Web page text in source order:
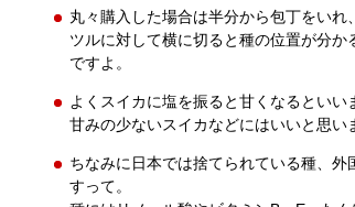
丸々購入した場合は半分から包丁をいれ
ツルに対して横に切ると種の位置が分
ですよ。
よくスイカに塩を振ると甘くなるといい
甘みの少ないスイカなどにはいいと思い
ちなみに日本では捨てられている種、
すって。